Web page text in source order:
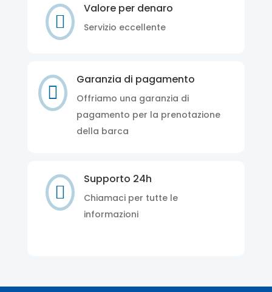

Valore per denaro
Servizio eccellente

Garanzia di pagamento
Offriamo una garanzia di
pagamento per la prenotazione
della barca

Supporto 24h
Chiamaci per tutte le
informazioni